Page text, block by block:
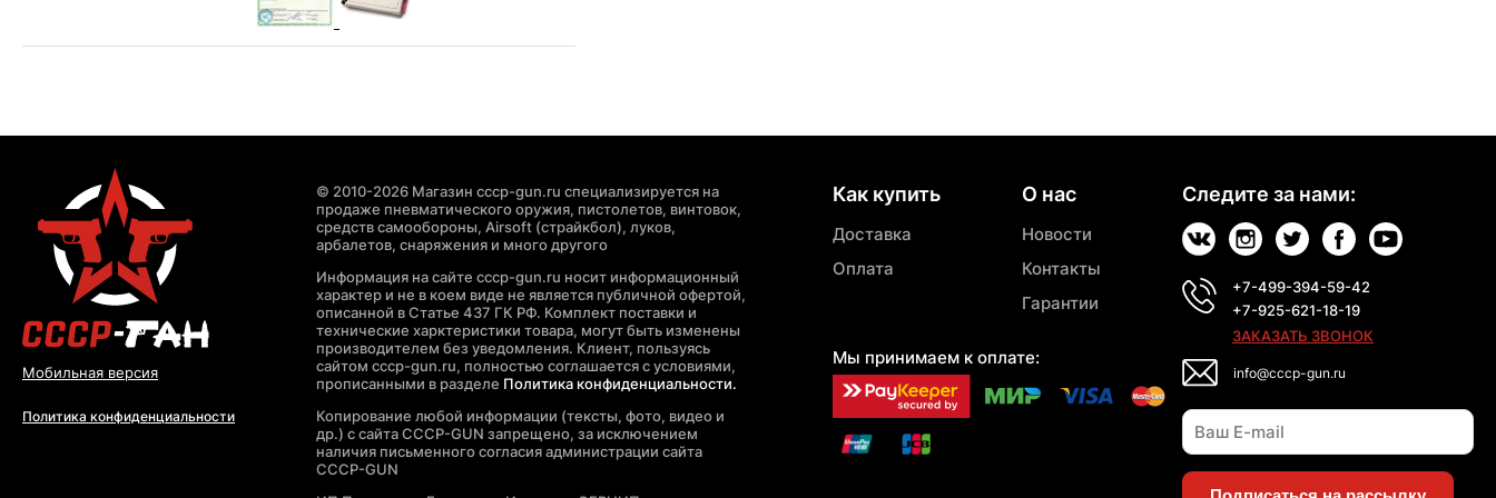
Мобильная версия
Политика конфиденциальности
© 2010-2026 Магазин cccp-gun.ru специализируется на
продаже пневматического оружия, пистолетов, винтовок,
средств самообороны, Airsoft (страйкбол), луков,
арбалетов, снаряжения и много другого
Информация на сайте cccp-gun.ru носит информационный
характер и не в коем виде не является публичной офертой,
описанной в Статье 437 ГК РФ. Комплект поставки и
технические харктеристики товара, могут быть изменены
производителем без уведомления. Клиент, пользуясь
сайтом cccp-gun.ru, полностью соглашается с условиями,
прописанными в разделе Политика конфиденциальности.
Копирование любой информации (тексты, фото, видео и
др.) с сайта CCCP-GUN запрещено, за исключением
наличия письменного согласия администрации сайта
CCCP-GUN
Как купить
Доставка
Оплата
Мы принимаем к оплате:
О нас
Новости
Контакты
Гарантии
Следите за нами:
+7-499-394-59-42
+7-925-621-18-19
ЗАКАЗАТЬ ЗВОНОК
info@cccp-gun.ru